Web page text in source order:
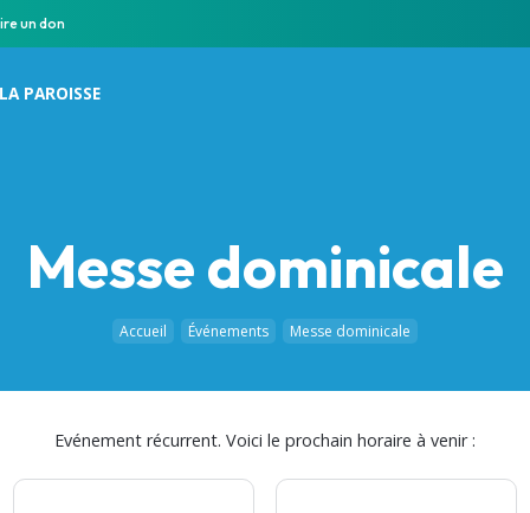
un don
LA PAROISSE
Messe dominicale
Accueil Événements Messe dominicale
Evénement récurrent. Voici le prochain horaire à venir :